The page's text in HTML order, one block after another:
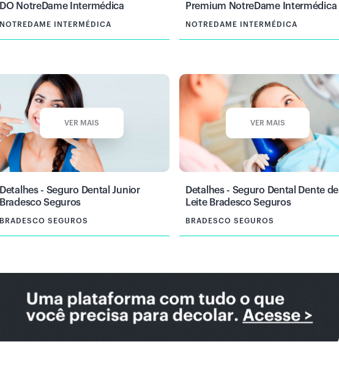
DO NotreDame Intermédica
NOTREDAME INTERMÉDICA
Premium NotreDame Intermédica
NOTREDAME INTERMÉDICA
VER MAIS
Detalhes - Seguro Dental Junior
Bradesco Seguros
BRADESCO SEGUROS
VER MAIS
Detalhes - Seguro Dental Dente de
Leite Bradesco Seguros
BRADESCO SEGUROS